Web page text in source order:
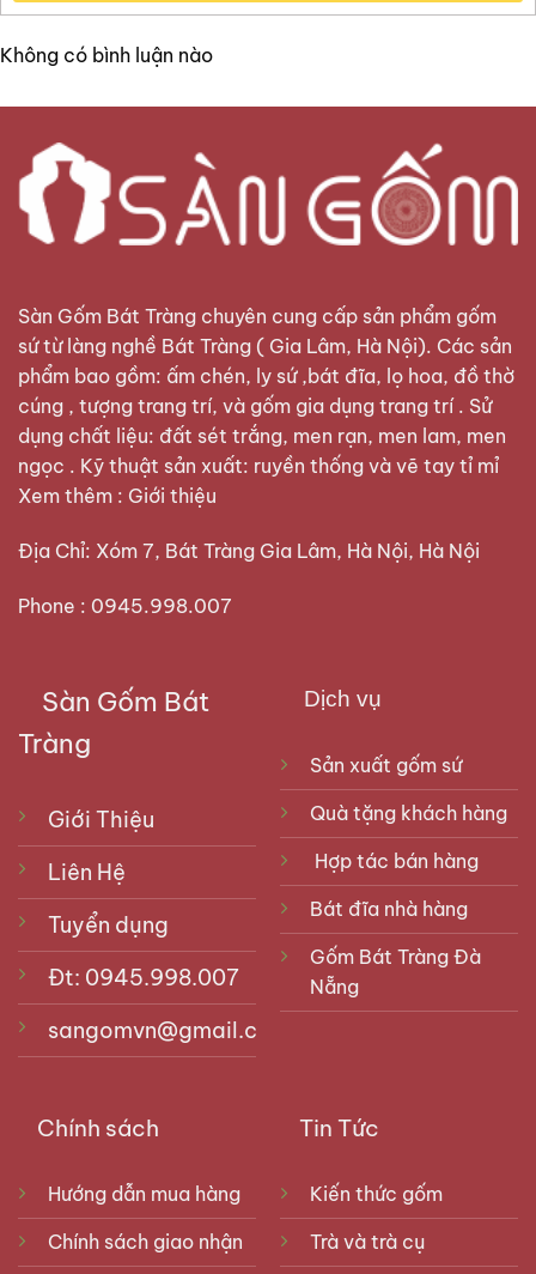
Không có bình luận nào
Sàn Gốm Bát Tràng chuyên cung cấp sản phẩm gốm
sứ từ làng nghề Bát Tràng ( Gia Lâm, Hà Nội). Các sản
phẩm bao gồm: ấm chén, ly sứ ,bát đĩa, lọ hoa, đồ thờ
cúng , tượng trang trí, và gốm gia dụng trang trí . Sử
dụng chất liệu: đất sét trắng, men rạn, men lam, men
ngọc . Kỹ thuật sản xuất: ruyền thống và vẽ tay tỉ mỉ
Xem thêm : Giới thiệu
Địa Chỉ: Xóm 7, Bát Tràng Gia Lâm, Hà Nội, Hà Nội
Phone : 0945.998.007
Sàn Gốm Bát
Tràng
Giới Thiệu
Liên Hệ
Tuyển dụng
Đt: 0945.998.007
sangomvn@gmail.com
Dịch vụ
Sản xuất gốm sứ
Quà tặng khách hàng
Hợp tác bán hàng
Bát đĩa nhà hàng
Gốm Bát Tràng Đà
Nẵng
Chính sách
Hướng dẫn mua hàng
Chính sách giao nhận
Tin Tức
Kiến thức gốm
Trà và trà cụ